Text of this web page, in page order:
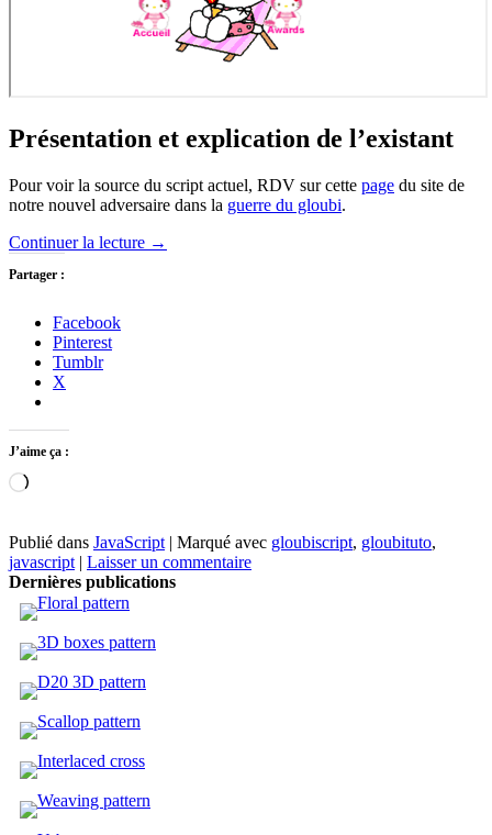
Présentation et explication de l’existant
Pour voir la source du script actuel, RDV sur cette page du site de
notre nouvel adversaire dans la guerre du gloubi.
Continuer la lecture →
Partager :
Facebook
Pinterest
Tumblr
X
J’aime ça :
Chargement…
Publié dans JavaScript | Marqué avec gloubiscript, gloubituto,
javascript | Laisser un commentaire
Dernières publications